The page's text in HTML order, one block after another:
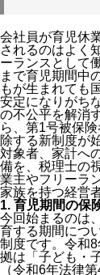
会社員が育児休
されるのはよく
ーランスとして
まで育児期間中
もが生まれても
安定になりがち
の不公平を解消
ら、第1号被保
除する新制度が
対象者、家計へ
備を、税理士の
業主やフリーラ
家族を持つ経営
1. 育児期間の保
今回始まるのは
育する期間につ
制度です。令和
拠は「子ども・
（令和6年法律